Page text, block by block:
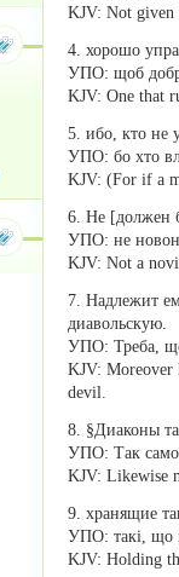
KJV: Not given
4. хорошо
УПО: щоб
KJV: One that
5. ибо, кто не
УПО: бо хто
KJV: (For if a
6. Не [должен
УПО: не
KJV: Not a
7. Надлежит
диавольскую.
УПО: Треба,
KJV: Moreover
devil.
8. §Диаконы
УПО: Так само
KJV: Likewise
9. хранящие
УПО: такі, що
KJV: Holding